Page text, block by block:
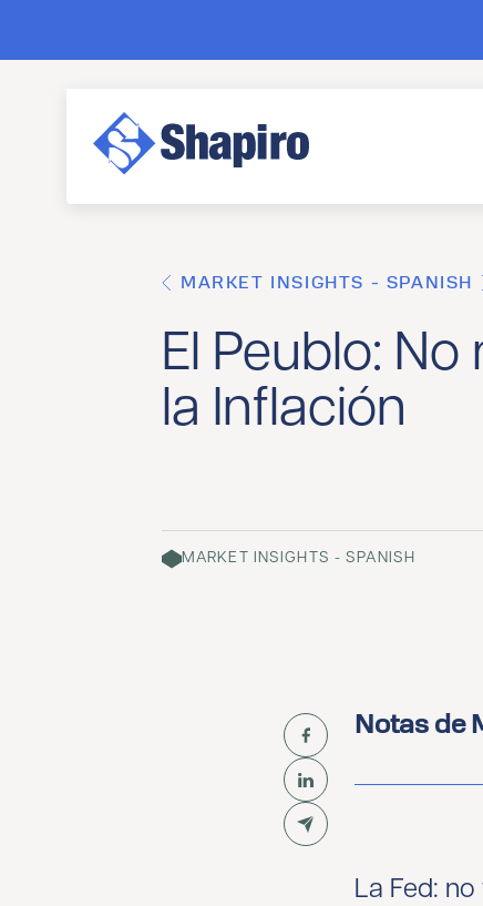
MARKET INSIGHTS - SPANISH
El Peublo: No
la Inflación
MARKET INSIGHTS - SPANISH
Notas de
La Fed: